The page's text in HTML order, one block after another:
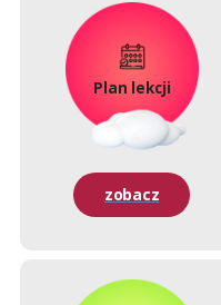
Plan lekcji
zobacz